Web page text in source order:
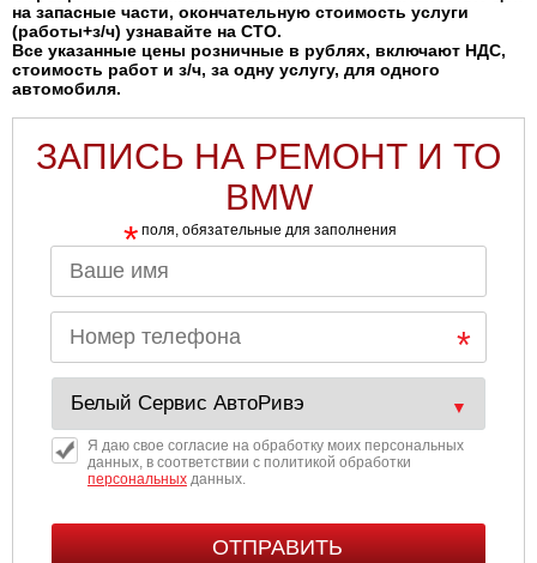
на запасные части, окончательную стоимость услуги
(работы+з/ч) узнавайте на СТО.
Все указанные цены розничные в рублях, включают НДС,
стоимость работ и з/ч, за одну услугу, для одного
автомобиля.
ЗАПИСЬ НА РЕМОНТ И ТО
BMW
* поля, обязательные для заполнения
Я даю свое согласие на обработку моих персональных
данных, в соответствии с политикой обработки
персональныхданных.